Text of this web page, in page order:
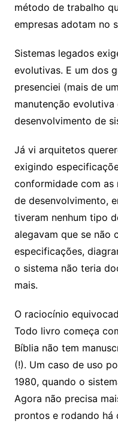
método de trabalho
empresas adotam no
Sistemas legados
evolutivas. E um dos
presenciei (mais de
manutenção evolutiva
desenvolvimento de
Já vi arquitetos
exigindo
conformidade com as
de desenvolvimento,
tiveram nenhum tipo
alegavam que se não
especificações,
o sistema não teria
mais.
O raciocínio
Todo livro começa
Bíblia não tem
(!). Um caso de uso
1980, quando o
Agora não precisa
prontos e rodando há